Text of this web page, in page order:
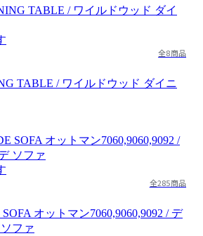
全8商品
TABLE / ワイルドウッド ダイニ
全285商品
オットマン7060,9060,9092 / デ
ファ